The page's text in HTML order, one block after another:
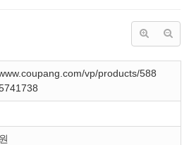
vp/products/588